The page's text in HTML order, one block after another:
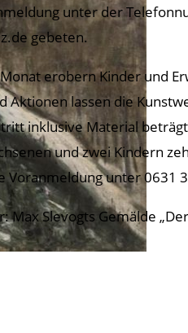
unter der
gebeten.
erobern Kinder und
Aktionen lassen die
inklusive Material
und zwei Kindern
Voranmeldung unter 0631
Max Slevogts Gemälde